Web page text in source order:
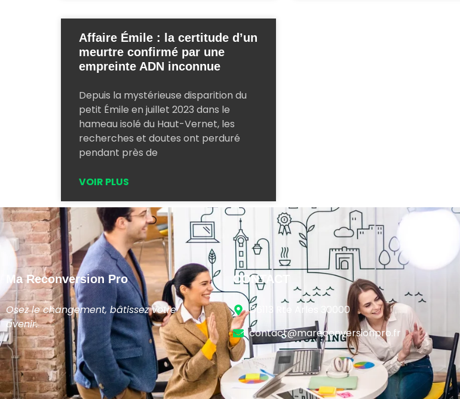
Affaire Émile : la certitude d’un
meurtre confirmé par une
empreinte ADN inconnue
Depuis la mystérieuse disparition du
petit Émile en juillet 2023 dans le
hameau isolé du Haut-Vernet, les
recherches et doutes ont perduré
pendant près de
VOIR PLUS
Ma Reconversion Pro
Osez le changement, bâtissez votre
avenir.
CONTACT
D6113 Rte Arles 30000
contact@mareconversionpro.fr